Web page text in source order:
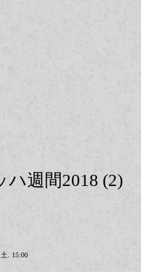
週間2018 (2)
土. 15:00